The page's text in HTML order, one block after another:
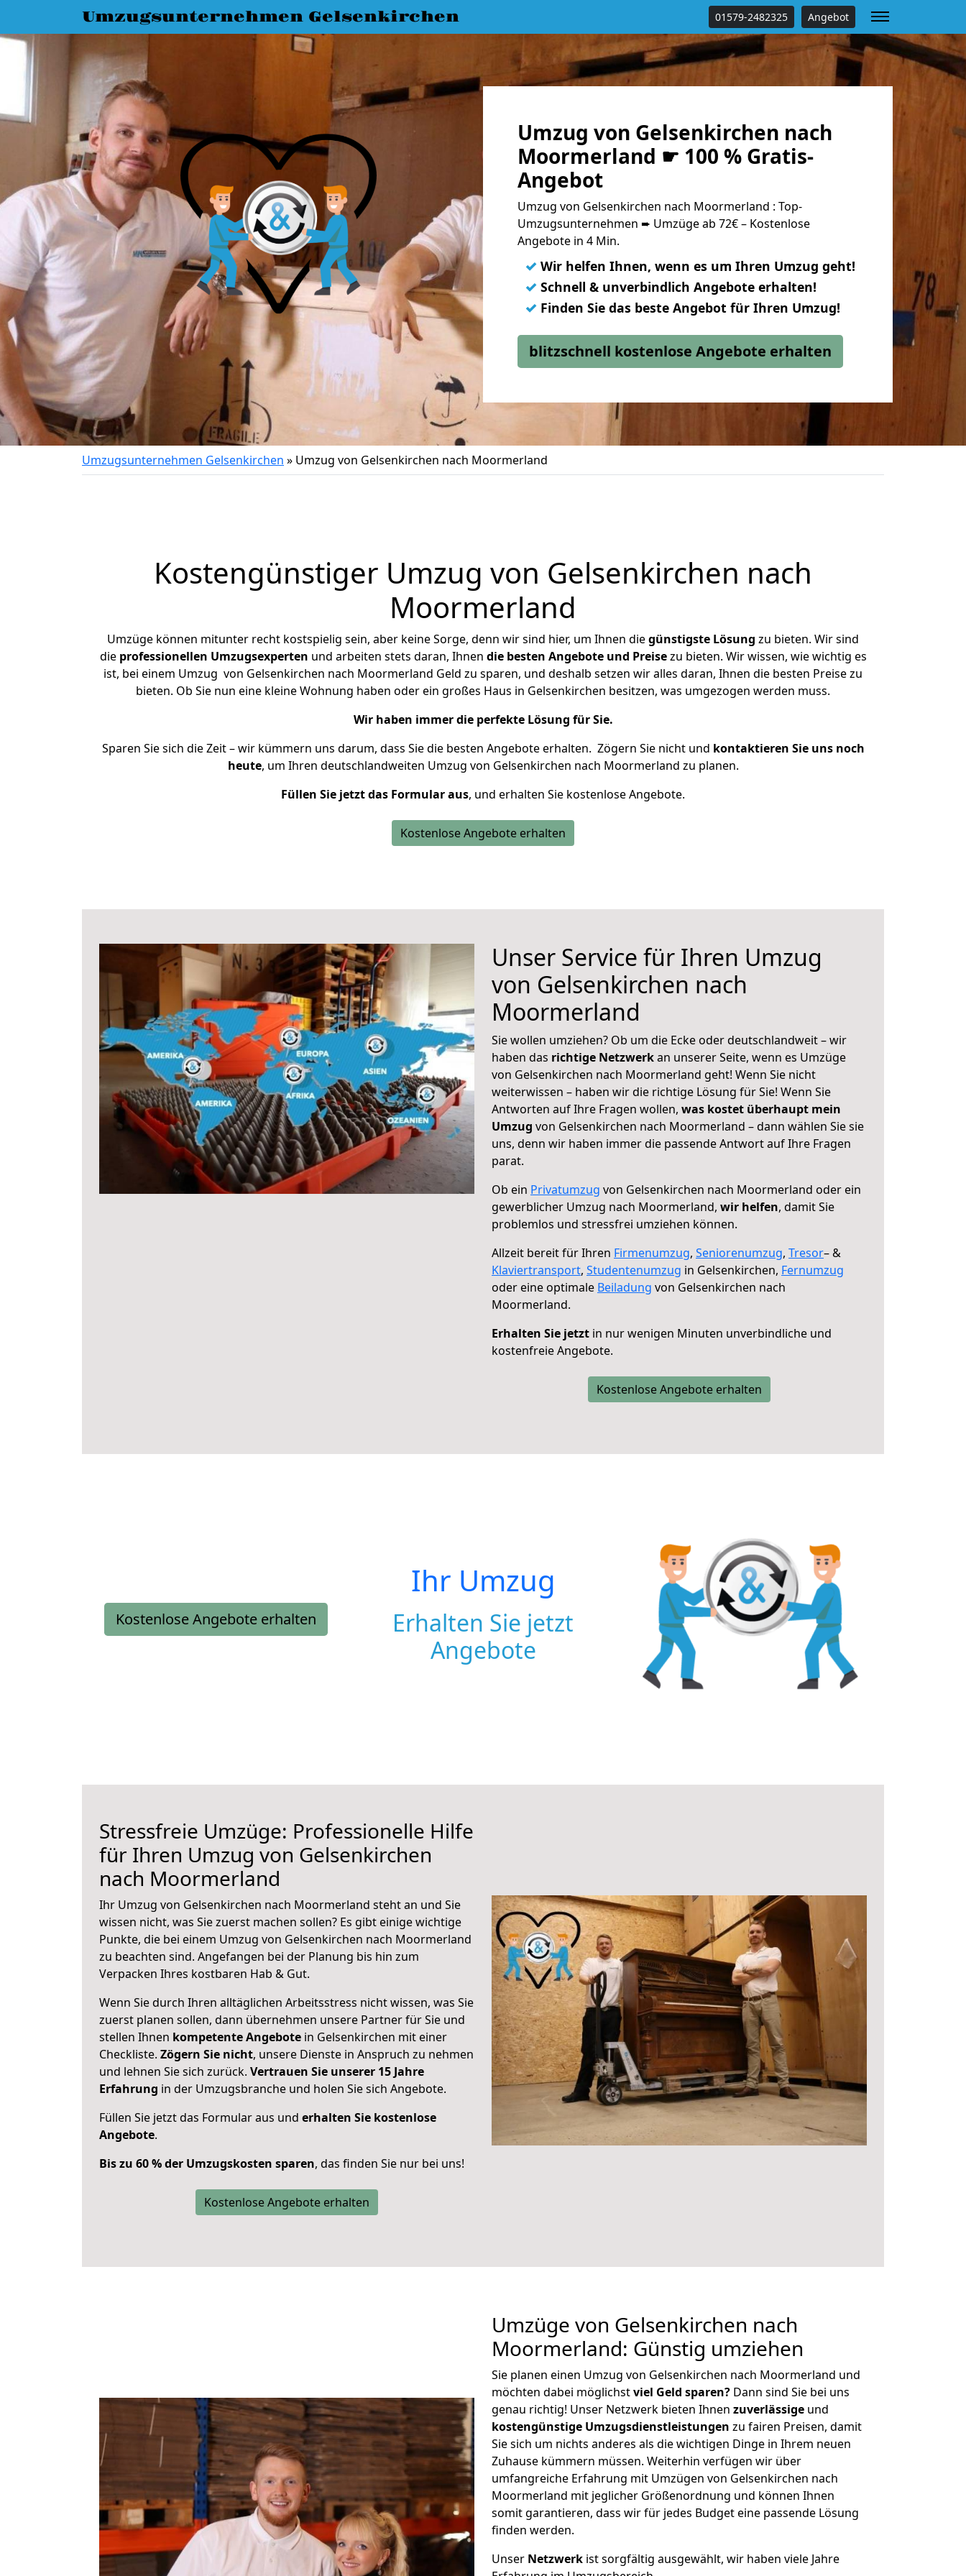
Umzugsunternehmen Gelsenkirchen 01579-2482325 Angebot
Umzug von Gelsenkirchen nach
Moormerland ☛ 100 % Gratis-
Angebot
Umzug von Gelsenkirchen nach Moormerland : Top-
Umzugsunternehmen ➨ Umzüge ab 72€ – Kostenlose
Angebote in 4 Min.
✓ Wir helfen Ihnen, wenn es um Ihren Umzug geht!
✓ Schnell & unverbindlich Angebote erhalten!
✓ Finden Sie das beste Angebot für Ihren Umzug!
blitzschnell kostenlose Angebote erhalten
Umzugsunternehmen Gelsenkirchen » Umzug von Gelsenkirchen nach Moormerland
Kostengünstiger Umzug von Gelsenkirchen nach
Moormerland
Umzüge können mitunter recht kostspielig sein, aber keine Sorge, denn wir sind hier, um Ihnen diegünstigste Lösung zu bieten. Wir sind
die professionellen Umzugsexperten und arbeiten stets daran, Ihnen die besten Angebote und Preisezu bieten. Wir wissen, wie wichtig es
ist, bei einem Umzug von Gelsenkirchen nach Moormerland Geld zu sparen, und deshalb setzen wir alles daran, Ihnen die besten Preise zu
bieten. Ob Sie nun eine kleine Wohnung haben oder ein großes Haus in Gelsenkirchen besitzen, was umgezogen werden muss.
Wir haben immer die perfekte Lösung für Sie.
Sparen Sie sich die Zeit – wir kümmern uns darum, dass Sie die besten Angebote erhalten. Zögern Sie nicht und kontaktieren Sie uns noch
heute, um Ihren deutschlandweiten Umzug von Gelsenkirchen nach Moormerland zu planen.
Füllen Sie jetzt das Formular aus, und erhalten Sie kostenlose Angebote.
Kostenlose Angebote erhalten
Unser Service für Ihren Umzug
von Gelsenkirchen nach
Moormerland
Sie wollen umziehen? Ob um die Ecke oder deutschlandweit – wir
haben das richtige Netzwerkan unserer Seite, wenn es Umzüge
von Gelsenkirchen nach Moormerland geht! Wenn Sie nicht
weiterwissen – haben wir die richtige Lösung für Sie! Wenn Sie
Antworten auf Ihre Fragen wollen, was kostet überhaupt mein
Umzug von Gelsenkirchen nach Moormerland – dann wählen Sie sie
uns, denn wir haben immer die passende Antwort auf Ihre Fragen
parat.
Ob ein Privatumzug von Gelsenkirchen nach Moormerland oder ein
gewerblicher Umzug nach Moormerland, wir helfen, damit Sie
problemlos und stressfrei umziehen können.
Allzeit bereit für Ihren Firmenumzug, Seniorenumzug, Tresor– &
Klaviertransport, Studentenumzug in Gelsenkirchen, Fernumzug
oder eine optimale Beiladung von Gelsenkirchen nach
Moormerland.
Erhalten Sie jetzt in nur wenigen Minuten unverbindliche und
kostenfreie Angebote.
Kostenlose Angebote erhalten
Kostenlose Angebote erhalten
Ihr Umzug
Erhalten Sie jetzt
Angebote
Stressfreie Umzüge: Professionelle Hilfe
für Ihren Umzug von Gelsenkirchen
nach Moormerland
Ihr Umzug von Gelsenkirchen nach Moormerland steht an und Sie
wissen nicht, was Sie zuerst machen sollen? Es gibt einige wichtige
Punkte, die bei einem Umzug von Gelsenkirchen nach Moormerland
zu beachten sind. Angefangen bei der Planung bis hin zum
Verpacken Ihres kostbaren Hab & Gut.
Wenn Sie durch Ihren alltäglichen Arbeitsstress nicht wissen, was Sie
zuerst planen sollen, dann übernehmen unsere Partner für Sie und
stellen Ihnen kompetente Angebote in Gelsenkirchen mit einer
Checkliste. Zögern Sie nicht, unsere Dienste in Anspruch zu nehmen
und lehnen Sie sich zurück. Vertrauen Sie unserer 15 Jahre
Erfahrung in der Umzugsbranche und holen Sie sich Angebote.
Füllen Sie jetzt das Formular aus und erhalten Sie kostenlose
Angebote.
Bis zu 60 % der Umzugskosten sparen, das finden Sie nur bei uns!
Kostenlose Angebote erhalten
Umzüge von Gelsenkirchen nach
Moormerland: Günstig umziehen
Sie planen einen Umzug von Gelsenkirchen nach Moormerland und
möchten dabei möglichstviel Geld sparen? Dann sind Sie bei uns
genau richtig! Unser Netzwerk bieten Ihnen zuverlässige und
kostengünstige Umzugsdienstleistungen zu fairen Preisen, damit
Sie sich um nichts anderes als die wichtigen Dinge in Ihrem neuen
Zuhause kümmern müssen. Weiterhin verfügen wir über
umfangreiche Erfahrung mit Umzügen von Gelsenkirchen nach
Moormerland mit jeglicher Größenordnung und können Ihnen
somit garantieren, dass wir für jedes Budget eine passende Lösung
finden werden.
Unser Netzwerk ist sorgfältig ausgewählt, wir haben viele Jahre